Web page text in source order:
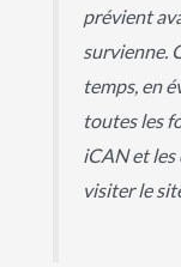
prévient
survienne.
temps, en
toutes les
iCAN et les
visiter le